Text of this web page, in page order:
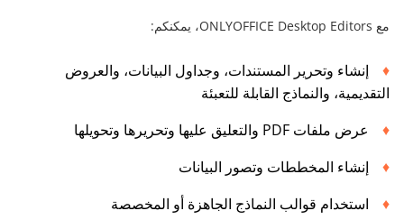
مع ONLYOFFICE Desktop Editors، يمكنكم:
إنشاء وتحرير المستندات، وجداول البيانات، والعروض
التقديمية، والنماذج القابلة للتعبئة
عرض ملفات PDF والتعليق عليها وتحريرها وتحويلها
إنشاء المخططات وتصور البيانات
استخدام قوالب النماذج الجاهزة أو المخصصة